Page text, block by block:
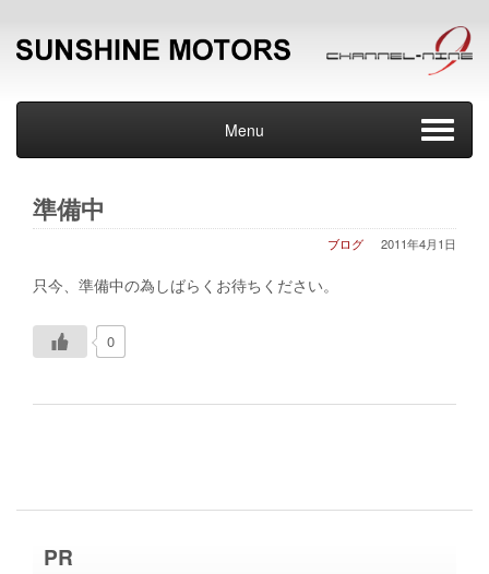
Menu
準備中
2011年4月1日
ブログ
只今、準備中の為しばらくお待ちください。
0
PR